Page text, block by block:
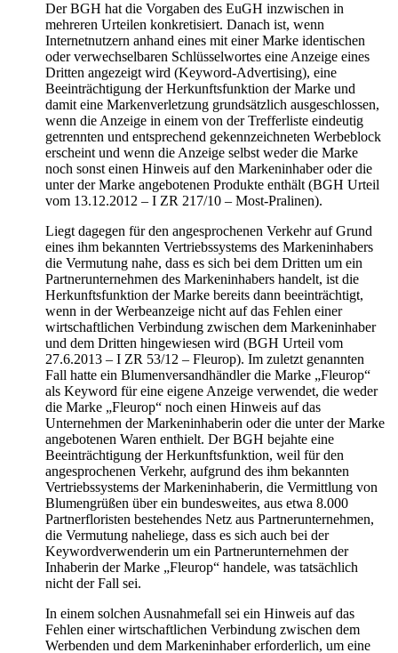
Der BGH hat die Vorgaben des EuGH inzwischen in
mehreren Urteilen konkretisiert. Danach ist, wenn
Internetnutzern anhand eines mit einer Marke identischen
oder verwechselbaren Schlüsselwortes eine Anzeige eines
Dritten angezeigt wird (Keyword-Advertising), eine
Beeinträchtigung der Herkunftsfunktion der Marke und
damit eine Markenverletzung grundsätzlich ausgeschlossen,
wenn die Anzeige in einem von der Trefferliste eindeutig
getrennten und entsprechend gekennzeichneten Werbeblock
erscheint und wenn die Anzeige selbst weder die Marke
noch sonst einen Hinweis auf den Markeninhaber oder die
unter der Marke angebotenen Produkte enthält (BGH Urteil
vom 13.12.2012 – I ZR 217/10 – Most-Pralinen).
Liegt dagegen für den angesprochenen Verkehr auf Grund
eines ihm bekannten Vertriebssystems des Markeninhabers
die Vermutung nahe, dass es sich bei dem Dritten um ein
Partnerunternehmen des Markeninhabers handelt, ist die
Herkunftsfunktion der Marke bereits dann beeinträchtigt,
wenn in der Werbeanzeige nicht auf das Fehlen einer
wirtschaftlichen Verbindung zwischen dem Markeninhaber
und dem Dritten hingewiesen wird (BGH Urteil vom
27.6.2013 – I ZR 53/12 – Fleurop). Im zuletzt genannten
Fall hatte ein Blumenversandhändler die Marke „Fleurop“
als Keyword für eine eigene Anzeige verwendet, die weder
die Marke „Fleurop“ noch einen Hinweis auf das
Unternehmen der Markeninhaberin oder die unter der Marke
angebotenen Waren enthielt. Der BGH bejahte eine
Beeinträchtigung der Herkunftsfunktion, weil für den
angesprochenen Verkehr, aufgrund des ihm bekannten
Vertriebssystems der Markeninhaberin, die Vermittlung von
Blumengrüßen über ein bundesweites, aus etwa 8.000
Partnerfloristen bestehendes Netz aus Partnerunternehmen,
die Vermutung naheliege, dass es sich auch bei der
Keywordverwenderin um ein Partnerunternehmen der
Inhaberin der Marke „Fleurop“ handele, was tatsächlich
nicht der Fall sei.
In einem solchen Ausnahmefall sei ein Hinweis auf das
Fehlen einer wirtschaftlichen Verbindung zwischen dem
Werbenden und dem Markeninhaber erforderlich, um eine